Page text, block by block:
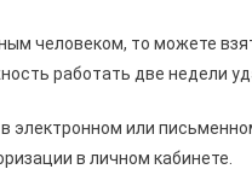
человеком, то можете
работать две недели
или
в личном кабинете.